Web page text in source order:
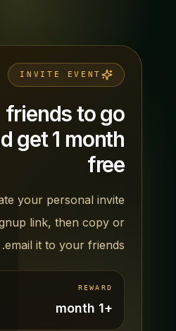
INVITE EVENT
5 friends to go
get 1 month
free
your personal invite
signup link, then copy or
email it to your friends.
REWARD